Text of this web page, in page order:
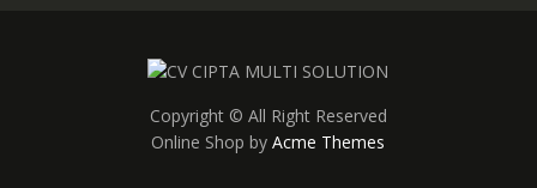
Copyright © All Right Reserved
Online Shop byAcme Themes